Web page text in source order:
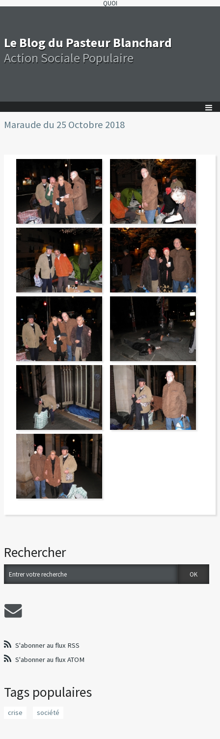
QUOI
Le Blog du Pasteur Blanchard
Action Sociale Populaire
Rechercher
S'abonner au flux RSS
S'abonner au flux ATOM
Tags populaires
crise société
Maraude du 25 Octobre 2018